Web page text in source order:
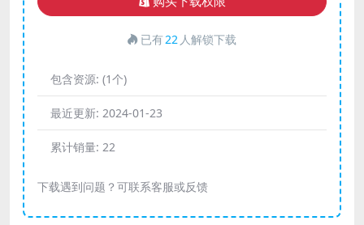
已有22 人解锁下载
包含资源: (1个)
最近更新: 2024-01-23
累计销量: 22
下载遇到问题？可联系客服或反馈